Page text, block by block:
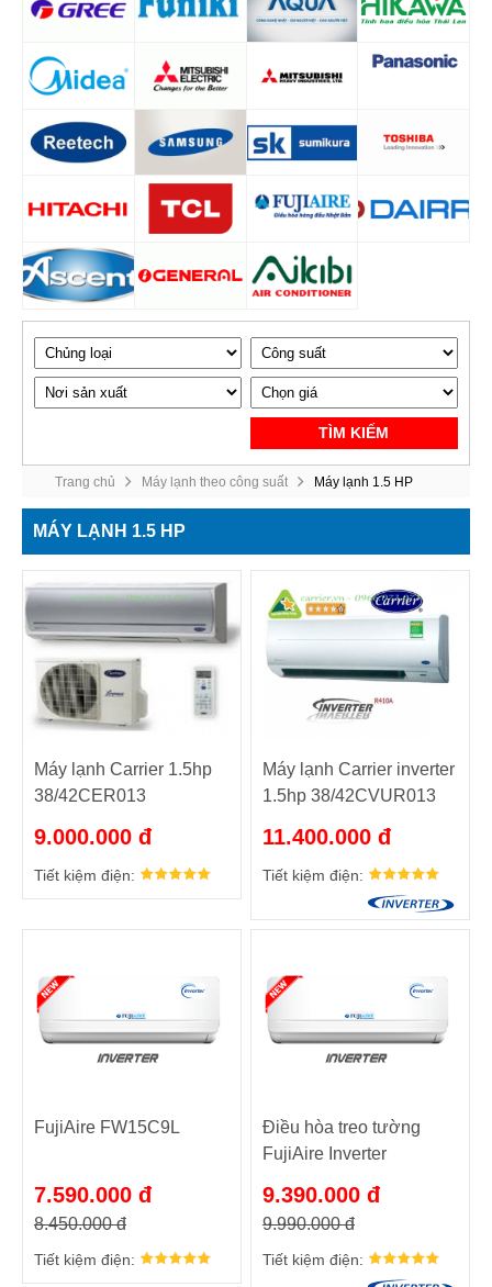
TÌM KIẾM
Trang chủ Máy lạnh theo công suất Máy lạnh 1.5 HP
MÁY LẠNH 1.5 HP
Máy lạnh Carrier 1.5hp
38/42CER013
9.000.000 đ
Tiết kiệm điện:
Máy lạnh Carrier inverter
1.5hp 38/42CVUR013
11.400.000 đ
Tiết kiệm điện:
FujiAire FW15C9L
7.590.000 đ
8.450.000 đ
Tiết kiệm điện:
Điều hòa treo tường
FujiAire Inverter
2A1V/FL15V9E-2A1B
9.390.000 đ
9.990.000 đ
Tiết kiệm điện: